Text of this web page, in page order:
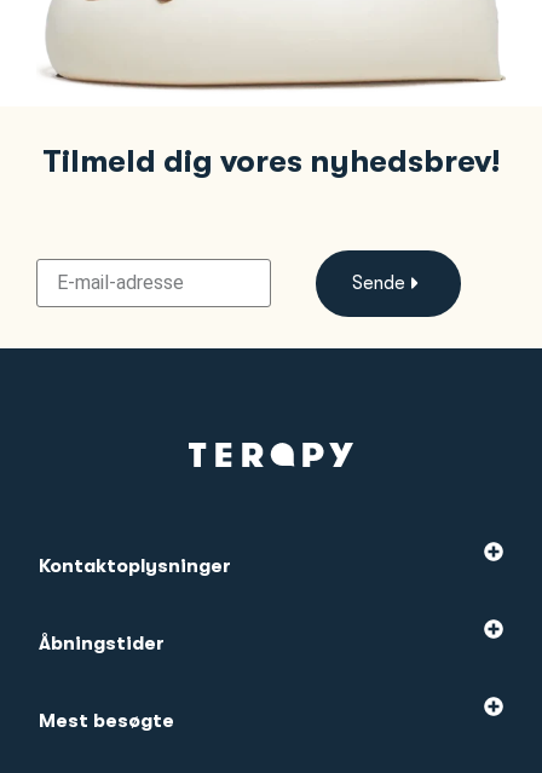
Tilmeld dig vores nyhedsbrev!
Sende
Kontaktoplysninger
Åbningstider
Mest besøgte